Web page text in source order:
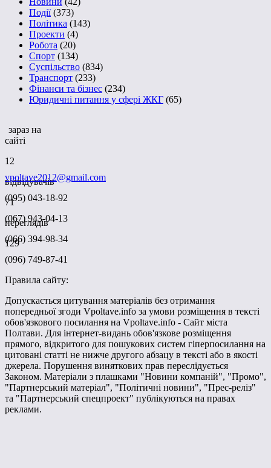
Події(373)
Політика (143)
Проекти (4)
Робота (20)
Спорт (134)
Суспільство (834)
Транспорт (233)
Фінанси та бізнес (234)
Юридичні питання у сфері ЖКГ (65)
зараз на
сайті
12
відвідувачів
71
переглядів
129
vpoltave2012@gmail.com
(095) 043-18-92
(067) 943-04-13
(066) 394-98-34
(096) 749-87-41
Правила сайту:
Допускається цитування матеріалів без отримання
попередньої згоди Vpoltave.info за умови розміщення в тексті
обов'язкового посилання на Vpoltave.info - Сайт міста
Полтави. Для інтернет-видань обов'язкове розміщення
прямого, відкритого для пошукових систем гіперпосилання на
цитовані статті не нижче другого абзацу в тексті або в якості
джерела. Порушення виняткових прав переслідується
Законом. Матеріали з плашками "Новини компаній", "Промо",
"Партнерський матеріал", "Політичні новини", "Прес-реліз"
та "Партнерський спецпроект" публікуються на правах
реклами.